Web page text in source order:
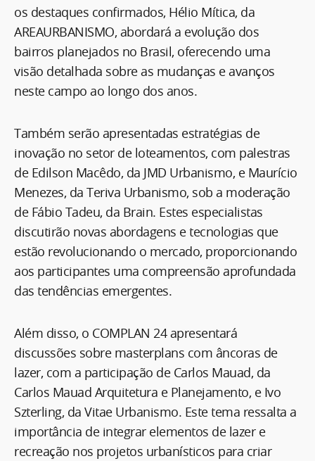
os destaques confirmados, Hélio Mítica, da
AREAURBANISMO, abordará a evolução dos
bairros planejados no Brasil, oferecendo uma
visão detalhada sobre as mudanças e avanços
neste campo ao longo dos anos.
Também serão apresentadas estratégias de
inovação no setor de loteamentos, com palestras
de Edilson Macêdo, da JMD Urbanismo, e Maurício
Menezes, da Teriva Urbanismo, sob a moderação
de Fábio Tadeu, da Brain. Estes especialistas
discutirão novas abordagens e tecnologias que
estão revolucionando o mercado, proporcionando
aos participantes uma compreensão aprofundada
das tendências emergentes.
Além disso, o COMPLAN 24 apresentará
discussões sobre masterplans com âncoras de
lazer, com a participação de Carlos Mauad, da
Carlos Mauad Arquitetura e Planejamento, e Ivo
Szterling, da Vitae Urbanismo. Este tema ressalta a
importância de integrar elementos de lazer e
recreação nos projetos urbanísticos para criar